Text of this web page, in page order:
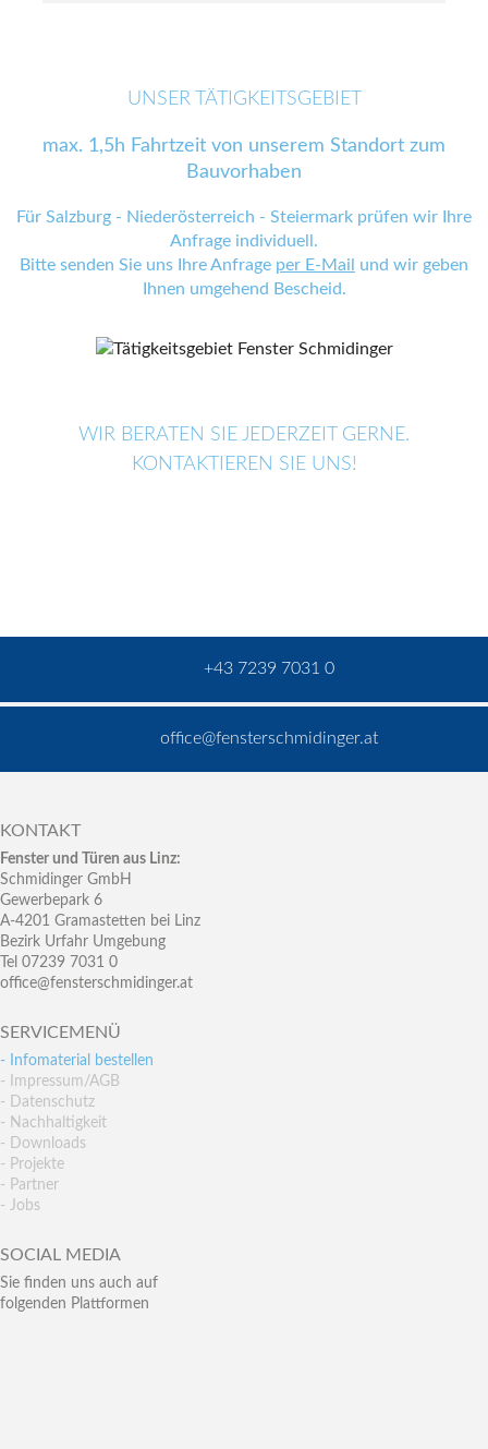
UNSER TÄTIGKEITSGEBIET
max. 1,5h Fahrtzeit von unserem Standort zum
Bauvorhaben
Für Salzburg - Niederösterreich - Steiermark prüfen wir Ihre
Anfrage individuell.
Bitte senden Sie uns Ihre Anfrage per E-Mail
und wir geben
Ihnen umgehend Bescheid.
WIR BERATEN SIE JEDERZEIT GERNE.
KONTAKTIEREN SIE UNS!
+43 7239 7031 0
office@fensterschmidinger.at
KONTAKT
Fenster und Türen aus Linz:
Schmidinger GmbH
Gewerbepark 6
A-4201 Gramastetten bei Linz
Bezirk Urfahr Umgebung
Tel 07239 7031 0
office@fensterschmidinger.at
SERVICEMENÜ
- Infomaterial bestellen
- Impressum/AGB
- Datenschutz
- Nachhaltigkeit
- Downloads
- Projekte
- Partner
- Jobs
SOCIAL MEDIA
Sie finden uns auch auf
folgenden Plattformen